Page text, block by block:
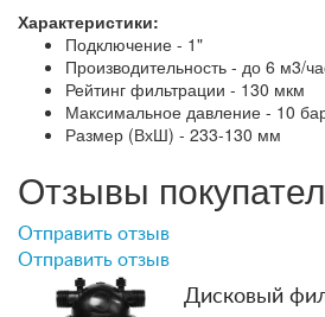
Характеристики:
Подключение - 1"
Производительность - до 6 м3/
Рейтинг фильтрации - 130 мкм
Максимальное давление - 10
Размер (ВхШ) - 233-130 мм
Отзывы
Отправить отзыв
Отправить отзыв
Дисковый